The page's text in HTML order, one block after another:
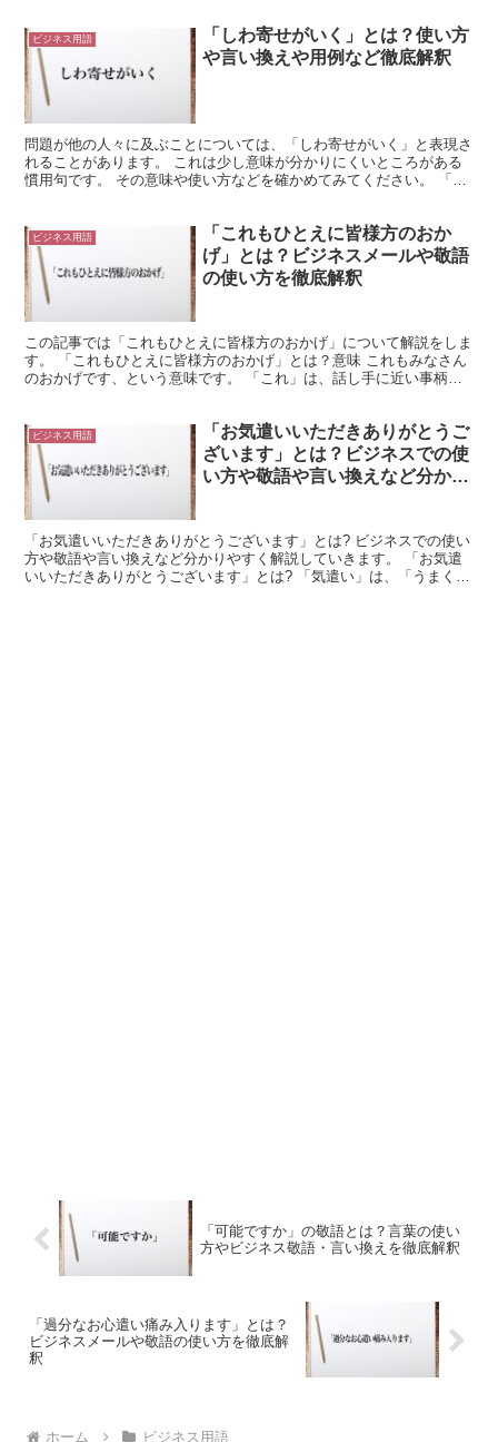
ビジネス用語
「しわ寄せがいく」とは？使い方
や言い換えや用例など徹底解釈
問題が他の人々に及ぶことについては、「しわ寄せがいく」と表現さ
れることがあります。 これは少し意味が分かりにくいところがある
慣用句です。 その意味や使い方などを確かめてみてください。 「し
ビジネス用語
「これもひとえに皆様方のおか
げ」とは？ビジネスメールや敬語
の使い方を徹底解釈
この記事では「これもひとえに皆様方のおかげ」について解説をしま
す。 「これもひとえに皆様方のおかげ」とは？意味 これもみなさん
のおかげです、という意味です。 「これ」は、話し手に近い事柄を
ビジネス用語
「お気遣いいただきありがとうご
ざいます」とは？ビジネスでの使
い方や敬語や言い換えなど分かり
「お気遣いいただきありがとうございます」とは? ビジネスでの使い
方や敬語や言い換えなど分かりやすく解説していきます。 「お気遣
いいただきありがとうございます」とは? 「気遣い」は、「うまくい
「可能ですか」の敬語とは？言葉の使い
方やビジネス敬語・言い換えを徹底解釈
「過分なお心遣い痛み入ります」とは？
ビジネスメールや敬語の使い方を徹底解
釈
ホーム ビジネス用語